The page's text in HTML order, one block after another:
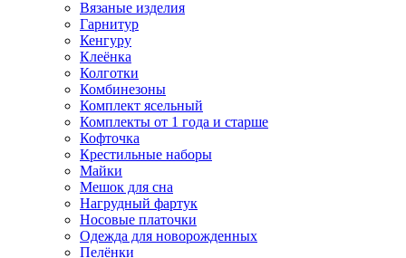
Вязаные изделия
Гарнитур
Кенгуру
Клеёнка
Колготки
Комбинезоны
Комплект ясельный
Комплекты от 1 года и старше
Кофточка
Крестильные наборы
Майки
Мешок для сна
Нагрудный фартук
Носовые платочки
Одежда для новорожденных
Пелёнки